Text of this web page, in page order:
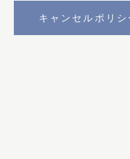
キャンセルポリシ